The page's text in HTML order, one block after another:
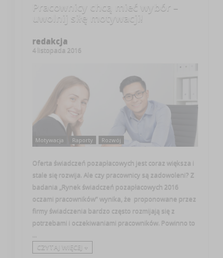
Pracownicy chcą mieć wybór –
uwolnij siłę motywacji!
redakcja
4 listopada 2016
Motywacja Raporty Rozwój
Oferta świadczeń pozapłacowych jest coraz większa i
stale się rozwija. Ale czy pracownicy są zadowoleni? Z
badania „Rynek świadczeń pozapłacowych 2016
oczami pracowników” wynika, że proponowane przez
firmy świadczenia bardzo często rozmijają się z
potrzebami i oczekiwaniami pracowników. Powinno to
...
CZYTAJ WIĘCEJ +